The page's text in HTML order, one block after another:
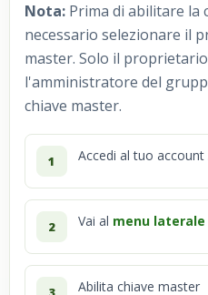
Nota: Prima di abilitare la
necessario selezionare il
master. Solo il
l'amministratore del
chiave master.
1 Accedi al tuo account
2 Vai al menu
Abilita chiave master